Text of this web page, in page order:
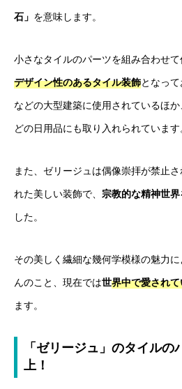
石」 を意味します。
小さなタイルのパーツを組み合わせて
デザイン性のあるタイル装飾となって
などの大型建築に使用されているほか
どの日用品にも取り入れられています
また、ゼリージュは偶像崇拝が禁止
れた美しい装飾で、 宗教的な精神世
した。
その美しく繊細な幾何学模様の魅力
んのこと、現在では世界中で愛され
ます。
「ゼリージュ」のタイルの
上！